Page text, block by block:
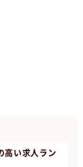
高い求人ラン